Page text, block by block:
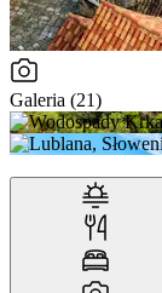
Galeria (21)